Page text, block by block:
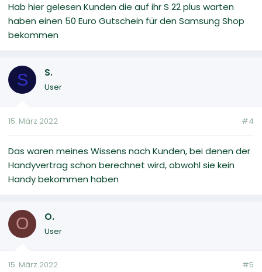
Hab hier gelesen Kunden die auf ihr S 22 plus warten
haben einen 50 Euro Gutschein für den Samsung Shop
bekommen
S S.
User
15. März 2022 #4
Das waren meines Wissens nach Kunden, bei denen der
Handyvertrag schon berechnet wird, obwohl sie kein
Handy bekommen haben
O O.
User
15. März 2022 #5